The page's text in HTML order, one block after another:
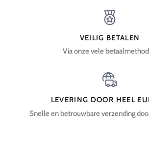
VEILIG BETALEN
Via onze vele
LEVERING DOOR HEEL
Snelle en betrouwbare verzending